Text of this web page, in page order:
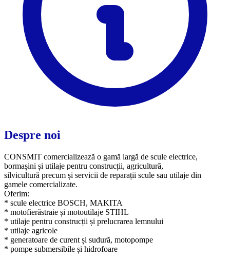
Despre noi
CONSMIT comercializează o gamă largă de scule electrice,
bormașini și utilaje pentru construcții, agricultură,
silvicultură precum și servicii de reparații scule sau utilaje din
gamele comercializate.
Oferim:
* scule electrice BOSCH, MAKITA
* motofierăstraie și motoutilaje STIHL
* utilaje pentru construcții și prelucrarea lemnului
* utilaje agricole
​* generatoare de curent și sudură, motopompe
​* pompe submersibile și hidrofoare